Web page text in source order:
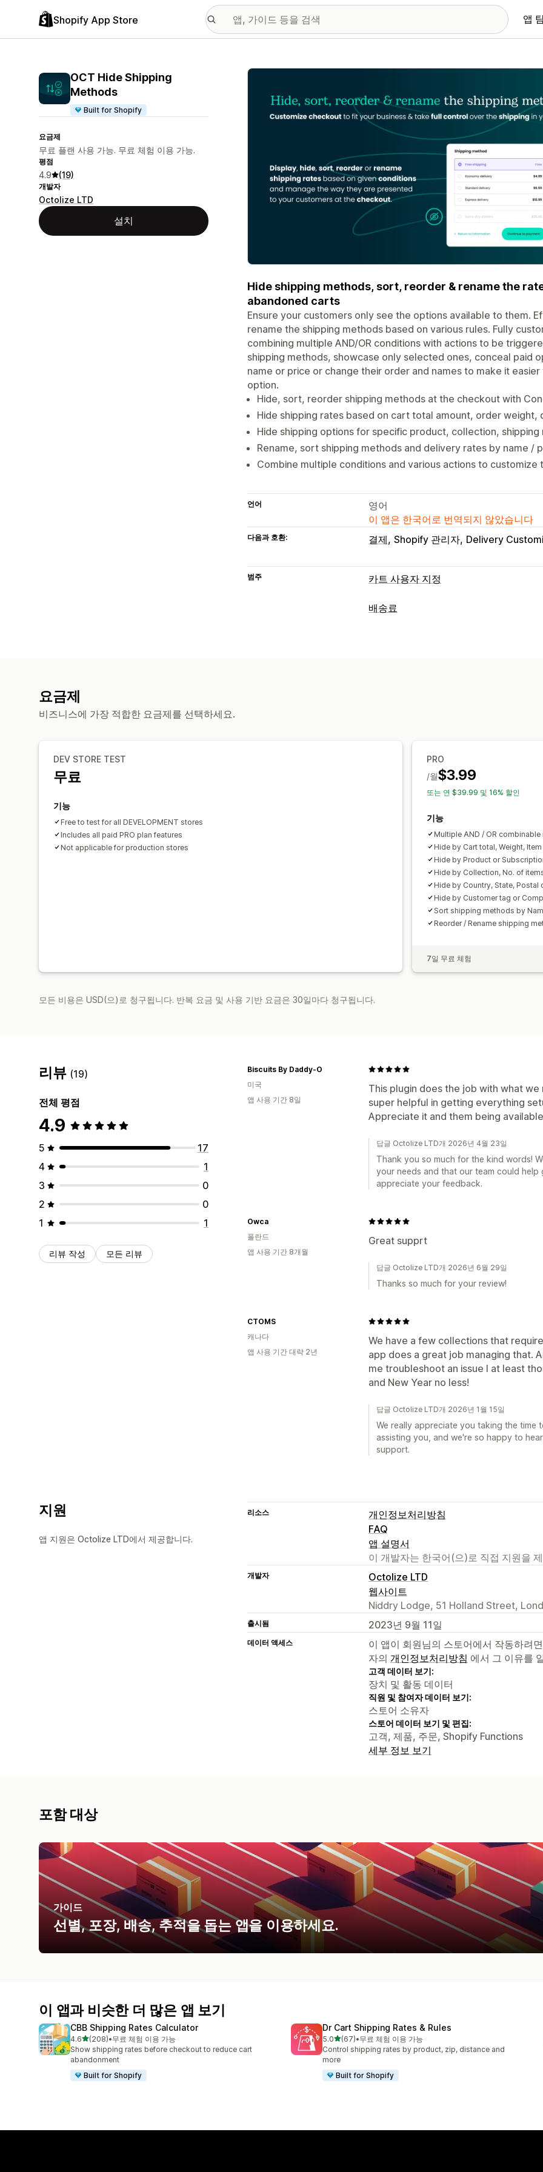
Shopify App Store 앱
OCT Hide Shipping
Methods
Built for Shopify
요금제
무료 플랜 사용 가능. 무료 체험 이용 가능.
평점
4.9 (19)
개발자
Octolize LTD
설치
추천 이미지 갤러리
Hide shipping methods, sort, reorder & rename the
abandoned carts
Ensure your customers only see the options available to them.
rename the shipping methods based on various rules. Fully
combining multiple AND/OR conditions with actions to be
shipping methods, showcase only selected ones, conceal paid
name or price or change their order and names to make it
option.
Hide, sort, reorder shipping methods at the checkout with
Hide shipping rates based on cart total amount, order weight,
Hide shipping options for specific product, collection,
Rename, sort shipping methods and delivery rates by name /
Combine multiple conditions and various actions to customize
언어
영어
이 앱은 한국어로 번역되지 않았습니다
다음과 호환: 결제 Shopify 관리자 Delivery
범주 카트 사용자 지정
카트 표시
배송료
요금제
비즈니스에 가장 적합한 요금제를 선택하세요.
DEV STORE TEST
무료
기능
Free to test for all DEVELOPMENT stores
Includes all paid PRO plan features
Not applicable for production stores
PRO
$3.99
/월
또는 연 $39.99 및 16% 할인
기능
Multiple AND / OR combinable
Hide by Cart total, Weight,
Hide by Product or
Hide by Collection, No. of
Hide by Country, State, Postal
Hide by Customer tag or
Sort shipping methods by
Reorder / Rename shipping
7일 무료 체험
모든 비용은 USD(으)로 청구됩니다. 반복 요금 및 사용 기반 요금은 30일마다 청구됩니다.
리뷰 (19)
전체 평점
4.9
5
17
4
1
3
0
2
0
1
1
리뷰 작성 모든 리뷰
This plugin does the job with what
super helpful in getting everything
Appreciate it and them being
Biscuits By Daddy-O
미국
앱 사용 기간 8일
답글 Octolize LTD개 2026년 4월 23일
Thank you so much for the kind words!
your needs and that our team could
appreciate your feedback.
Great supprt
Owca
폴란드
앱 사용 기간 8개월
답글 Octolize LTD개 2026년 6월 29일
Thanks so much for your review!
We have a few collections that
app does a great job managing that.
me troubleshoot an issue I at least
and New Year no less!
CTOMS
캐나다
앱 사용 기간 대략 2년
답글 Octolize LTD개 2026년 1월 15일
We really appreciate you taking the time
assisting you, and we're so happy to
support.
지원
앱 지원은 Octolize LTD에서 제공합니다.
리소스
개인정보처리방침
FAQ
앱 설명서
이 개발자는 한국어(으)로 직접 지원을
개발자
Octolize LTD
웹사이트
Niddry Lodge, 51 Holland Street,
출시됨 2023년 9월 11일
데이터 액세스
이 앱이 회원님의 스토어에서 작동하려
자의 개인정보처리방침 에서 그 이유를
고객 데이터 보기:
장치 및 활동 데이터
직원 및 참여자 데이터 보기:
스토어 소유자
스토어 데이터 보기 및 편집:
고객, 제품, 주문, Shopify Functions
세부 정보 보기
포함 대상
가이드
선별, 포장, 배송, 추적을 돕는 앱을 이용하세요.
이 앱과 비슷한 더 많은 앱 보기
CBB Shipping Rates Calculator
4.6별 5개 중
(208)
총 리뷰 208개
•무료 체험 이용 가능
Show shipping rates before checkout to reduce cart
abandonment
Built for Shopify
Dr Cart Shipping Rates & Rules
5.0별 5개 중
(67)
총 리뷰 67개
•무료 체험 이용 가능
Control shipping rates by product, zip, distance and
more
Built for Shopify